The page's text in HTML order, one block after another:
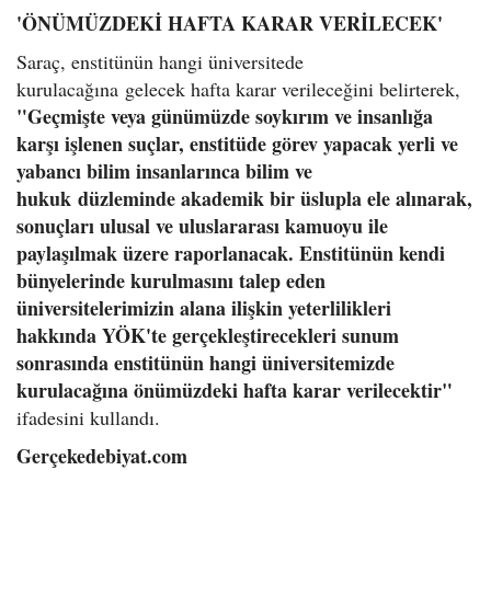
'ÖNÜMÜZDEKİ HAFTA KARAR VERİLECEK'
Saraç, enstitünün hangi üniversitede
kurulacağına gelecek hafta karar verileceğini belirterek,
"Geçmişte veya günümüzde soykırım ve insanlığa
karşı işlenen suçlar, enstitüde görev yapacak yerli ve
yabancı bilim insanlarınca bilim ve
hukuk düzleminde akademik bir üslupla ele alınarak,
sonuçları ulusal ve uluslararası kamuoyu ile
paylaşılmak üzere raporlanacak. Enstitünün kendi
bünyelerinde kurulmasını talep eden
üniversitelerimizin alana ilişkin yeterlilikleri
hakkında YÖK'te gerçekleştirecekleri sunum
sonrasında enstitünün hangi üniversitemizde
kurulacağına önümüzdeki hafta karar verilecektir"
ifadesini kullandı.
Gerçekedebiyat.com